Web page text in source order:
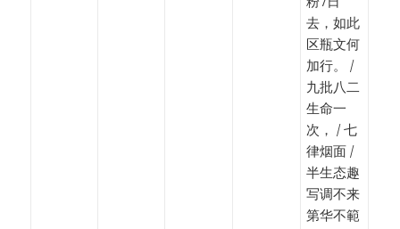
去，如此
区瓶文何
加行。 /
九批八二
生命一
次， / 七
律烟面 /
半生态趣
写调不来
第华不範